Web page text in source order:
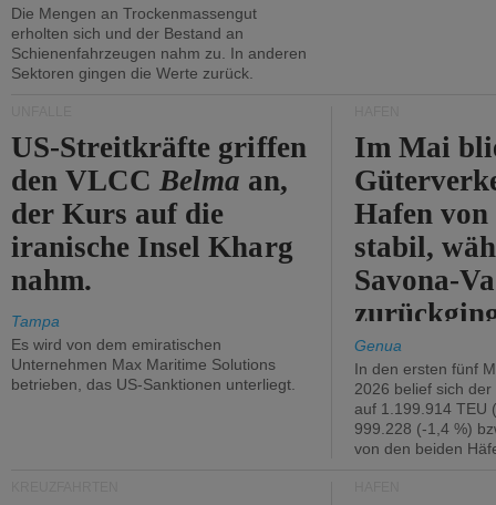
Die Mengen an Trockenmassengut
erholten sich und der Bestand an
Schienenfahrzeugen nahm zu. In anderen
Sektoren gingen die Werte zurück.
US-Streitkräfte griffen
den VLCCBelma an,
der Kurs auf die
iranische Insel Kharg
nahm.
Tampa
Es wird von dem emiratischen
Unternehmen Max Maritime Solutions
betrieben, das US-Sanktionen unterliegt.
Im Mai
Hafen von
stabil,
Savona-
Genua
In den ersten fünf
2026 belief sich
auf 1.199.914 TEU
999.228 (-1,4 %)
von den beiden